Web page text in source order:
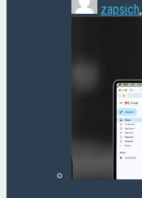
zapsich,